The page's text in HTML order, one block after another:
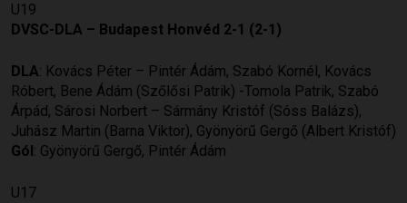
U19
DVSC-DLA – Budapest Honvéd 2-1 (2-1)
DLA: Kovács Péter – Pintér Ádám, Szabó Kornél, Kovács
Róbert, Bene Ádám (Szőlősi Patrik) -Tomola Patrik, Szabó
Árpád, Sárosi Norbert – Sármány Kristóf (Sóss Balázs),
Juhász Martin (Barna Viktor), Gyönyörű Gergő (Albert Kristóf)
Gól: Gyönyörű Gergő, Pintér Ádám
U17